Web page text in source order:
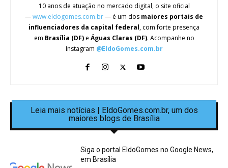
10 anos de atuação no mercado digital, o site oficial
—www.eldogomes.com.br— é um dos maiores portais de
influenciadores da capital federal, com forte presença
em Brasília (DF)e Águas Claras (DF). Acompanhe no
Instagram @EldoGomes.com.br
Leia mais notícias | EldoGomes.com.br, um dos
maiores blogs de Brasília
Siga o portal EldoGomes no Google News,
em Brasília